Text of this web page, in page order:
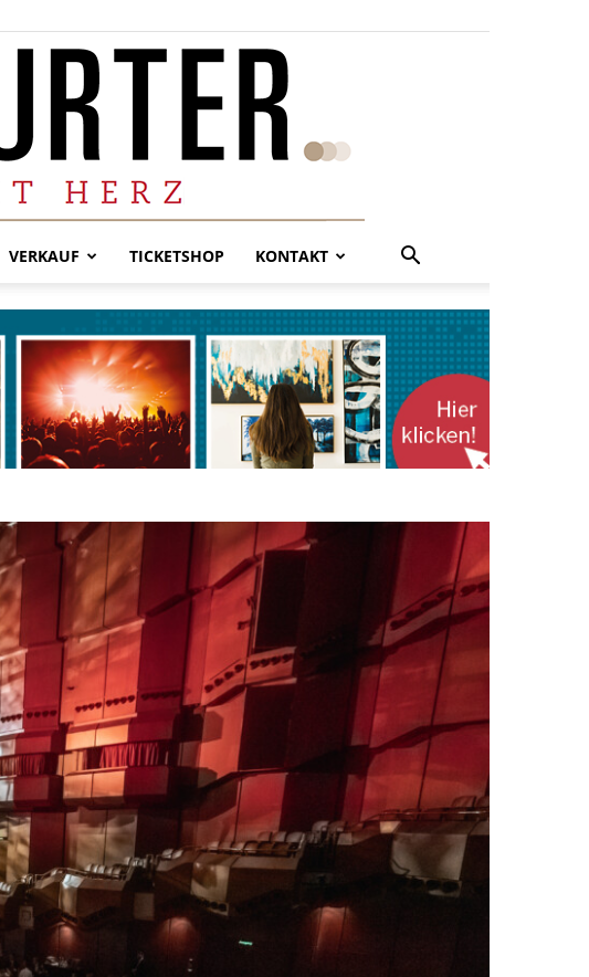
VERKAUF TICKETSHOP KONTAKT